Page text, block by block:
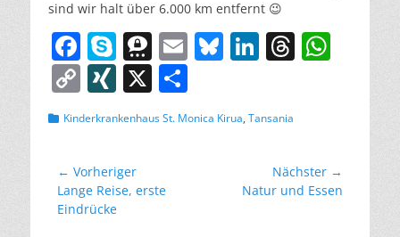
sind wir halt über 6.000 km entfernt 😉
F
a
c
e
b
o
o
S
k
y
p
e
T
h
re
e
a
E
l
Bl
sk
Li
e
dI
n
T
d
s p
C
o
p
y
Li
n
XI
N
G
X
ei
le
Kategorien
Kinderkrankenhaus St. Monica Kirua, Tansania
Beitragsnavigation
← Vorheriger
Vorheriger
Beitrag:
Lange Reise, erste
Eindrücke
Nächster →
NächsterNatur und Essen